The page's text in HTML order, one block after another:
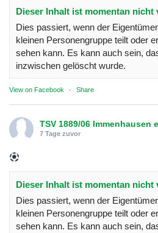
Dieser Inhalt ist momentan nicht
Dies passiert, wenn der
kleinen Personengruppe teilt oder
sehen kann. Es kann auch sein,
inzwischen gelöscht wurde.
View on Facebook · Share
TSV 1889/06 Immenhausen
7 Tage zuvor
Dieser Inhalt ist momentan nicht
Dies passiert, wenn der
kleinen Personengruppe teilt oder
sehen kann. Es kann auch sein,